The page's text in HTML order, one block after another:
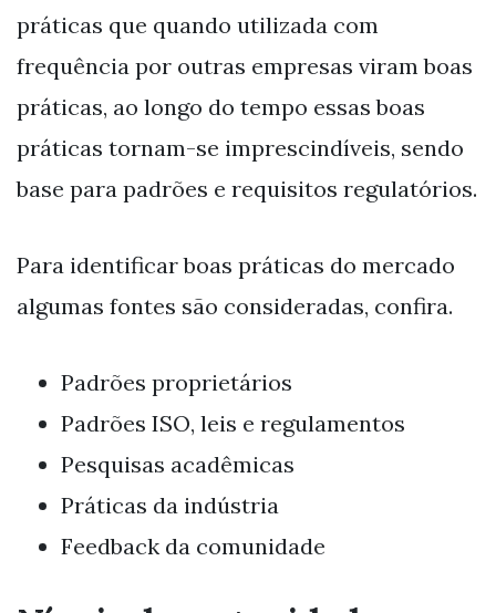
práticas que quando utilizada com
frequência por outras empresas viram boas
práticas, ao longo do tempo essas boas
práticas tornam-se imprescindíveis, sendo
base para padrões e requisitos regulatórios.
Para identificar boas práticas do mercado
algumas fontes são consideradas, confira.
Padrões proprietários
Padrões ISO, leis e regulamentos
Pesquisas acadêmicas
Práticas da indústria
Feedback da comunidade